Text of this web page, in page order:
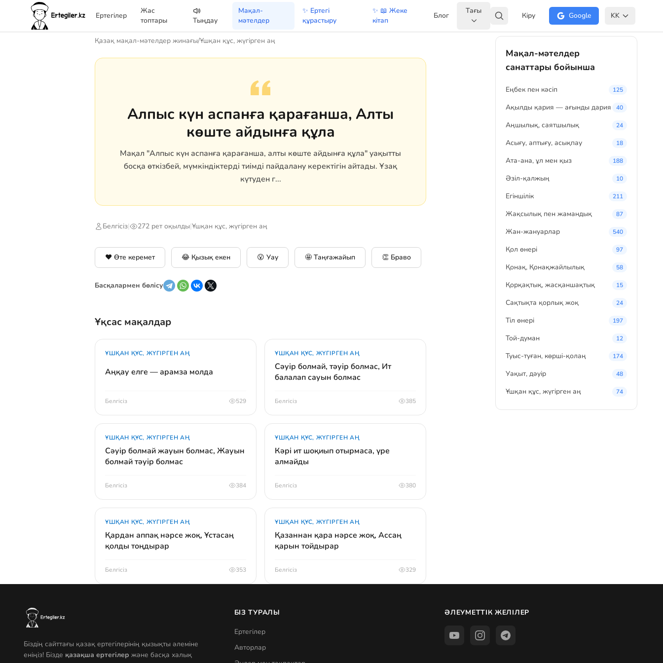
Ертегілер
Жас
топтары
Тыңдау
Мақал-
мәтелдер
✨ Ертегі
құрастыру
✨ 📖 Жеке
кітап
Блог
Тағы
Кіру Google KK
Қазақ мақал-мәтелдер жинағы/Ұшқан құс, жүгірген аң
Алпыс күн аспанға қарағанша, Алты
көште айдынға құла
Мақал "Алпыс күн аспанға қарағанша, алты көште айдынға құла" уақытты
босқа өткізбей, мүмкіндіктерді тиімді пайдалану керектігін айтады. Ұзақ
күтуден г...
Белгісіз| 272 рет оқылды|Ұшқан құс, жүгірген аң
❤️ Өте керемет 😂 Қызық екен 😮 Уау 🤩 Таңғажайып 👏 Браво
Басқалармен бөлісу
Ұқсас мақалдар
ҰШҚАН ҚҰС, ЖҮГІРГЕН АҢ
Аңқау елге — арамза молда
Белгісіз 529
ҰШҚАН ҚҰС, ЖҮГІРГЕН АҢ
Сәуір болмай, тәуір болмас, Ит
балалап сауын болмас
Белгісіз 385
ҰШҚАН ҚҰС, ЖҮГІРГЕН АҢ
Сәуір болмай жауын болмас, Жауын
болмай тәуір болмас
Белгісіз 384
ҰШҚАН ҚҰС, ЖҮГІРГЕН АҢ
Кәрі ит шоқиып отырмаса, үре
алмайды
Белгісіз 380
ҰШҚАН ҚҰС, ЖҮГІРГЕН АҢ
Қардан аппақ нәрсе жоқ, Ұстасаң
қолды тоңдырар
Белгісіз 353
ҰШҚАН ҚҰС, ЖҮГІРГЕН АҢ
Қазаннан қара нәрсе жоқ, Ассаң
қарын тойдырар
Белгісіз 329
Мақал-мәтелдер
санаттары бойынша
Eңбек пен кәсіп 125
Ақылды қария — ағынды дария 40
Аңшылық, саятшылық 24
Асығу, аптығу, асықпау 18
Ата-ана, ұл мен қыз 188
Әзіл-қалжың 10
Егіншілік 211
Жақсылық пен жамандық 87
Жан-жануарлар 540
Қол өнері 97
Қонақ, Қонақжайлылық 58
Қорқақтық, жасқаншақтық 15
Сақтықта қорлық жоқ 24
Тіл өнері 197
Той-думан 12
Туыс-туған, көрші-қолаң 174
Уақыт, дәуір 48
Ұшқан құс, жүгірген аң 74
Біздің сайттағы қазақ ертегілерінің қызықты әлеміне
еніңіз! Бізде қазақша ертегілер және басқа халық
БІЗ ТУРАЛЫ
Ертегілер
Авторлар
ӘЛЕУМЕТТІК ЖЕЛІЛЕР